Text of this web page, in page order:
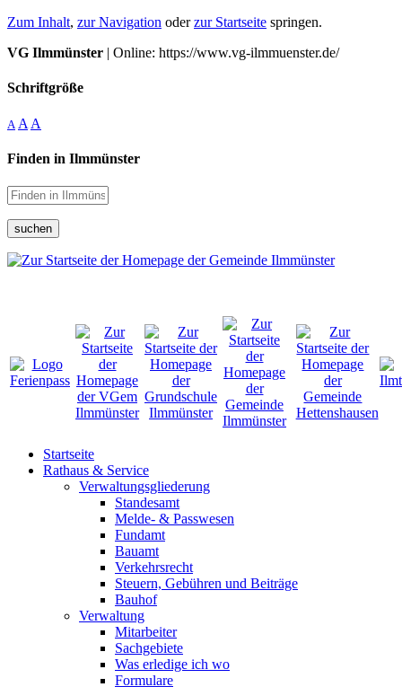
Zum Inhalt, zur Navigation oderzur Startseite springen.
VG Ilmmünster | Online: https://www.vg-ilmmuenster.de/
Schriftgröße
A A A
Finden in Ilmmünster
suchen
Startseite
Rathaus & Service
Verwaltungsgliederung
Standesamt
Melde- & Passwesen
Fundamt
Bauamt
Verkehrsrecht
Steuern, Gebühren und Beiträge
Bauhof
Verwaltung
Mitarbeiter
Sachgebiete
Was erledige ich wo
Formulare